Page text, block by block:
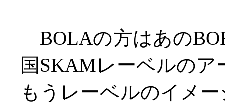
BOLAの方はあの
国SKAMレーベルのア
もうレーベルのイメ